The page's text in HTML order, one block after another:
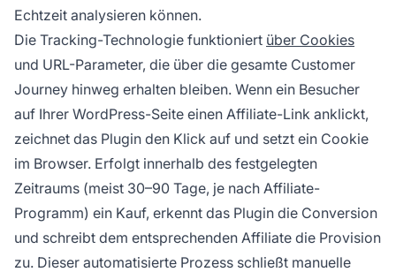
Echtzeit analysieren können.
Die Tracking-Technologie funktioniert über Cookies
und URL-Parameter, die über die gesamte Customer
Journey hinweg erhalten bleiben. Wenn ein Besucher
auf Ihrer WordPress-Seite einen Affiliate-Link anklickt,
zeichnet das Plugin den Klick auf und setzt ein Cookie
im Browser. Erfolgt innerhalb des festgelegten
Zeitraums (meist 30–90 Tage, je nach Affiliate-
Programm) ein Kauf, erkennt das Plugin die Conversion
und schreibt dem entsprechenden Affiliate die Provision
zu. Dieser automatisierte Prozess schließt manuelle